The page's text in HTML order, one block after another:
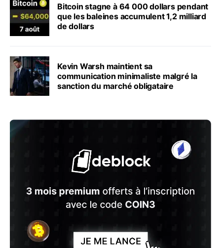
Bitcoin stagne à 64 000 dollars pendant
que les baleines accumulent 1,2 milliard
de dollars
Kevin Warsh maintient sa
communication minimaliste malgré la
sanction du marché obligataire